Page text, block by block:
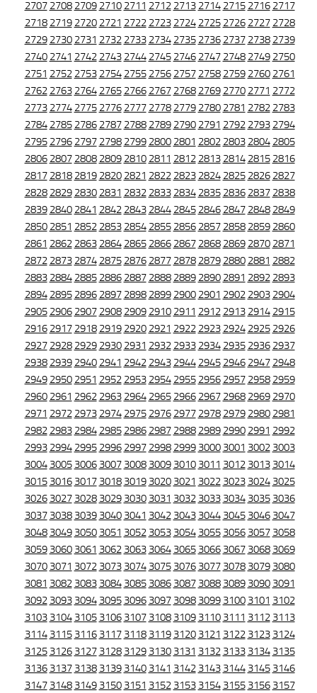
2707 2708 2709 2710 2711 2712 2713 2714 2715 2716 2717
2718 2719 2720 2721 2722 2723 2724 2725 2726 2727 2728
2729 2730 2731 2732 2733 2734 2735 2736 2737 2738 2739
2740 2741 2742 2743 2744 2745 2746 2747 2748 2749 2750
2751 2752 2753 2754 2755 2756 2757 2758 2759 2760 2761
2762 2763 2764 2765 2766 2767 2768 2769 2770 2771 2772
2773 2774 2775 2776 2777 2778 2779 2780 2781 2782 2783
2784 2785 2786 2787 2788 2789 2790 2791 2792 2793 2794
2795 2796 2797 2798 2799 2800 2801 2802 2803 2804 2805
2806 2807 2808 2809 2810 2811 2812 2813 2814 2815 2816
2817 2818 2819 2820 2821 2822 2823 2824 2825 2826 2827
2828 2829 2830 2831 2832 2833 2834 2835 2836 2837 2838
2839 2840 2841 2842 2843 2844 2845 2846 2847 2848 2849
2850 2851 2852 2853 2854 2855 2856 2857 2858 2859 2860
2861 2862 2863 2864 2865 2866 2867 2868 2869 2870 2871
2872 2873 2874 2875 2876 2877 2878 2879 2880 2881 2882
2883 2884 2885 2886 2887 2888 2889 2890 2891 2892 2893
2894 2895 2896 2897 2898 2899 2900 2901 2902 2903 2904
2905 2906 2907 2908 2909 2910 2911 2912 2913 2914 2915
2916 2917 2918 2919 2920 2921 2922 2923 2924 2925 2926
2927 2928 2929 2930 2931 2932 2933 2934 2935 2936 2937
2938 2939 2940 2941 2942 2943 2944 2945 2946 2947 2948
2949 2950 2951 2952 2953 2954 2955 2956 2957 2958 2959
2960 2961 2962 2963 2964 2965 2966 2967 2968 2969 2970
2971 2972 2973 2974 2975 2976 2977 2978 2979 2980 2981
2982 2983 2984 2985 2986 2987 2988 2989 2990 2991 2992
2993 2994 2995 2996 2997 2998 2999 3000 3001 3002 3003
3004 3005 3006 3007 3008 3009 3010 3011 3012 3013 3014
3015 3016 3017 3018 3019 3020 3021 3022 3023 3024 3025
3026 3027 3028 3029 3030 3031 3032 3033 3034 3035 3036
3037 3038 3039 3040 3041 3042 3043 3044 3045 3046 3047
3048 3049 3050 3051 3052 3053 3054 3055 3056 3057 3058
3059 3060 3061 3062 3063 3064 3065 3066 3067 3068 3069
3070 3071 3072 3073 3074 3075 3076 3077 3078 3079 3080
3081 3082 3083 3084 3085 3086 3087 3088 3089 3090 3091
3092 3093 3094 3095 3096 3097 3098 3099 3100 3101 3102
3103 3104 3105 3106 3107 3108 3109 3110 3111 3112 3113
3114 3115 3116 3117 3118 3119 3120 3121 3122 3123 3124
3125 3126 3127 3128 3129 3130 3131 3132 3133 3134 3135
3136 3137 3138 3139 3140 3141 3142 3143 3144 3145 3146
3147 3148 3149 3150 3151 3152 3153 3154 3155 3156 3157